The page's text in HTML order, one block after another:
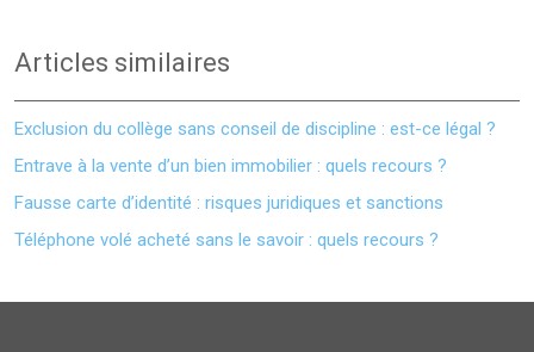
Articles similaires
Exclusion du collège sans conseil de discipline : est-ce légal ?
Entrave à la vente d’un bien immobilier : quels recours ?
Fausse carte d’identité : risques juridiques et sanctions
Téléphone volé acheté sans le savoir : quels recours ?